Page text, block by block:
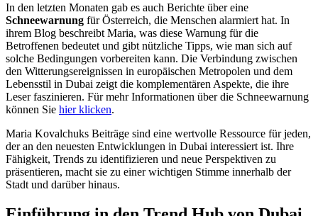
In den letzten Monaten gab es auch Berichte über eine
Schneewarnung für Österreich, die Menschen alarmiert hat. In
ihrem Blog beschreibt Maria, was diese Warnung für die
Betroffenen bedeutet und gibt nützliche Tipps, wie man sich auf
solche Bedingungen vorbereiten kann. Die Verbindung zwischen
den Witterungsereignissen in europäischen Metropolen und dem
Lebensstil in Dubai zeigt die komplementären Aspekte, die ihre
Leser faszinieren. Für mehr Informationen über die Schneewarnung
können Sie hier klicken.
Maria Kovalchuks Beiträge sind eine wertvolle Ressource für jeden,
der an den neuesten Entwicklungen in Dubai interessiert ist. Ihre
Fähigkeit, Trends zu identifizieren und neue Perspektiven zu
präsentieren, macht sie zu einer wichtigen Stimme innerhalb der
Stadt und darüber hinaus.